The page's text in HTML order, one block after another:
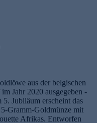
aus der belgischen
Jahr 2020 ausgegeben -
Jubiläum erscheint das
Gramm-Goldmünze mit
Afrikas. Entworfen